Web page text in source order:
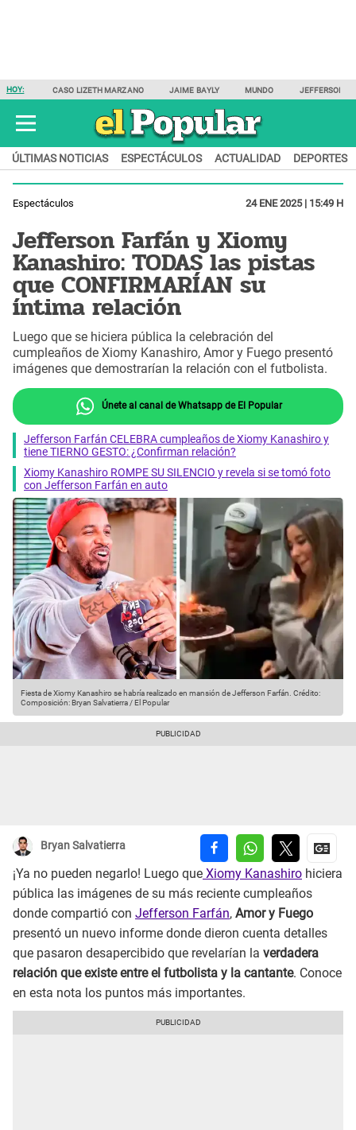
HOY: CASO LIZETH MARZANO JAIME BAYLY MUNDO JEFFERSON
ÚLTIMAS NOTICIAS ESPECTÁCULOS ACTUALIDAD DEPORTES
Espectáculos 24 ENE 2025 | 15:49 H
Jefferson Farfán y Xiomy
Kanashiro: TODAS las pistas
que CONFIRMARÍAN su
íntima relación
Luego que se hiciera pública la celebración del
cumpleaños de Xiomy Kanashiro, Amor y Fuego presentó
imágenes que demostrarían la relación con el futbolista.
Únete al canal de Whatsapp de El Popular
Jefferson Farfán CELEBRA cumpleaños de Xiomy Kanashiro y
tiene TIERNO GESTO: ¿Confirman relación?
Xiomy Kanashiro ROMPE SU SILENCIO y revela si se tomó foto
con Jefferson Farfán en auto
Fiesta de Xiomy Kanashiro se habría realizado en mansión de Jefferson Farfán. Crédito:
Composición: Bryan Salvatierra / El Popular
Bryan Salvatierra
¡Ya no pueden negarlo! Luego que Xiomy Kanashiro hiciera
pública las imágenes de su más reciente cumpleaños
donde compartió con Jefferson Farfán, Amor y Fuego
presentó un nuevo informe donde dieron cuenta detalles
que pasaron desapercibido que revelarían la verdadera
relación que existe entre el futbolista y la cantante. Conoce
en esta nota los puntos más importantes.